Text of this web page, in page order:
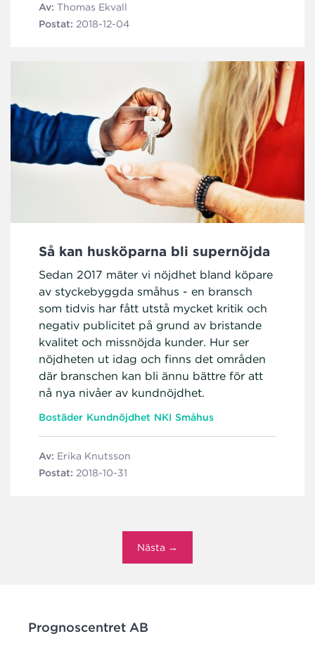
Av: Thomas Ekvall
Postat: 2018-12-04
Så kan husköparna bli supernöjda
Sedan 2017 mäter vi nöjdhet bland köpare
av styckebyggda småhus - en bransch
som tidvis har fått utstå mycket kritik och
negativ publicitet på grund av bristande
kvalitet och missnöjda kunder. Hur ser
nöjdheten ut idag och finns det områden
där branschen kan bli ännu bättre för att
nå nya nivåer av kundnöjdhet.
Bostäder Kundnöjdhet NKI Småhus
Av: Erika Knutsson
Postat: 2018-10-31
Nästa →
Prognoscentret AB